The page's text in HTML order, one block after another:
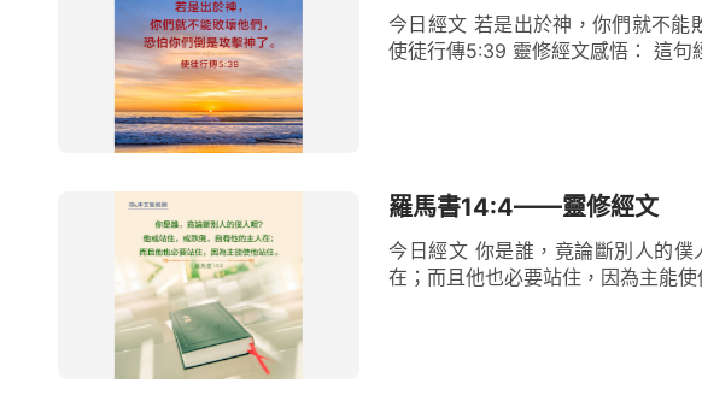
今日經文 若是出於神，你們就不
使徒行傳5:39 靈修經文感悟： 這
羅馬書14:4——靈修經文
今日經文 你是誰，竟論斷別人的